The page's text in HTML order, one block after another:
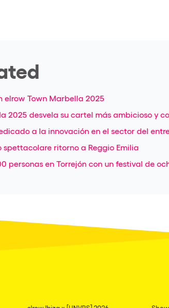
elrow Town Marbella 2025
2025 desvela su cartel más ambicioso y
a la innovación en el sector del
spettacolare ritorno a Reggio Emilia
personas en Torrejón con un festival de